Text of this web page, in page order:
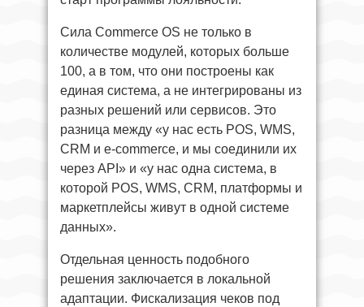
Сила Commerce OS не только в
количестве модулей, которых больше
100, а в том, что они построены как
единая система, а не интегрированы из
разных решений или сервисов. Это
разница между «у нас есть POS, WMS,
CRM и e-commerce, и мы соединили их
через API» и «у нас одна система, в
которой POS, WMS, CRM, платформы и
маркетплейсы живут в одной системе
данных».
Отдельная ценность подобного
решения заключается в локальной
адаптации. Фискализация чеков под